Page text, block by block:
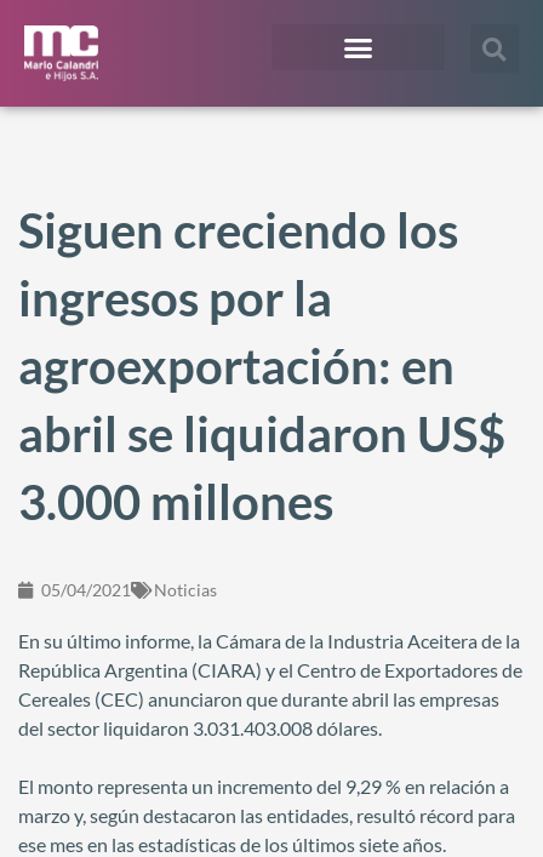
Siguen creciendo los
ingresos por la
agroexportación: en
abril se liquidaron US$
3.000 millones
05/04/2021 Noticias
En su último informe, la Cámara de la Industria Aceitera de la
República Argentina (CIARA) y el Centro de Exportadores de
Cereales (CEC) anunciaron que durante abril las empresas
del sector liquidaron 3.031.403.008 dólares.
El monto representa un incremento del 9,29 % en relación a
marzo y, según destacaron las entidades, resultó récord para
ese mes en las estadísticas de los últimos siete años.